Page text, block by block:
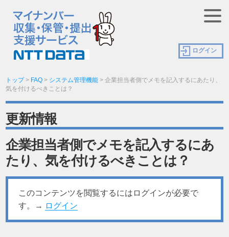
ログイン
トップ> FAQ > システム管理機能 >企業担当者側でメモを記入するにあたり、
気を付けるべきことは？
更新情報
企業担当者側でメモを記入するにあ
たり、気を付けるべきことは？
このコンテンツを閲覧するにはログインが必要で
す。→ ログイン